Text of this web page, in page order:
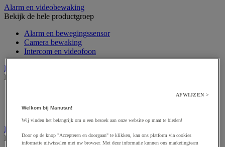
Alarm en videobewaking
Bekijk de hele productgroep
Alarm en bewegingssensor
Camera bewaking
Intercom en videofoon
Badge en prikklok
Bekijk de hele productgroep
Prikklok en rondecontrole
Barrière- en beschermingspaal
Bekijk de hele productgroep
AFWIJZEN >
Welkom bij Manutan!
Wij vinden het belangrijk om u een bezoek aan onze website op maat te bieden!
Door op de knop "Accepteren en doorgaan" te klikken, kan ons platform via cookies
informatie uitwisselen met uw browser. Met deze informatie kunnen ons marketingteam